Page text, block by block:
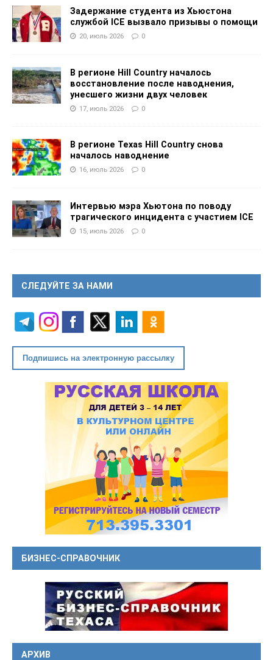
Задержание студента из Хьюстона
службой ICE вызвало призывы о помощи
20, июль 2026 0
В регионе Hill Country началось
восстановление после наводнения,
унесшего жизни двух человек
17, июль 2026 0
В регионе Texas Hill Country снова
началось наводнение
16, июль 2026 0
Интервью мэра Хьютона по поводу
трагического инцидента с участием ICE
15, июль 2026 0
СЛЕДУЙТЕ ЗА НАМИ
Подпишись на электронную рассылку
БИЗНЕС-СПРАВОЧНИК
АРХИВ